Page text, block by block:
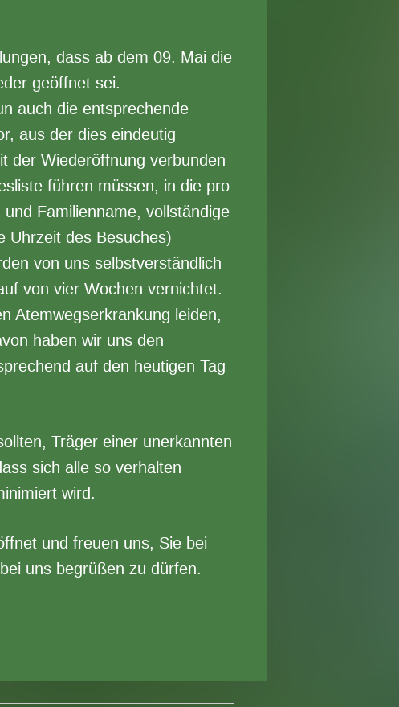
dass ab dem 09. Mai die
geöffnet sei.
auch die entsprechende
aus der dies eindeutig
der Wiederöffnung verbunden
führen müssen, in die pro
Familienname, vollständige
Uhrzeit des Besuches)
von uns selbstverständlich
von vier Wochen vernichtet.
Atemwegserkrankung leiden,
haben wir uns den
auf den heutigen Tag
Träger einer unerkannten
sich alle so verhalten
wird.
und freuen uns, Sie bei
uns begrüßen zu dürfen.